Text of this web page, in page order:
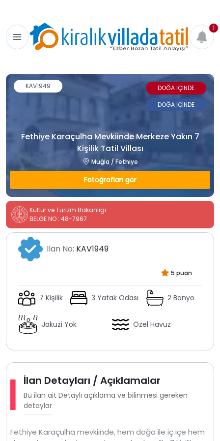
1
Fethiye Karaçulha Mevkiinde Merkeze Yakın 7
Kişilik Tatil Villası
Muğla / Fethiye
Fotoğrafları gör
KAV1949
DOĞA İÇİNDE
DOĞA İÇİNDE
Kültür ve Turizm Bakanlığı
BELGE NO : 48-7967
İlan No: KAV1949
5 puan
7 Kişilik 3 Yatak Odası 2 Banyo
Jakuzi Yok Özel Havuz
İlan Detayları / Açıklamalar
Bu ilan ait Detaylı açıklama ve bilinmesi gereken
detaylar
Fethiye Karaçulha mevkiinde, hem doğa ile iç içe hem